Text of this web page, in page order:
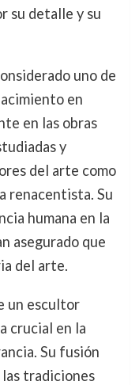
su detalle y su
uno de
en
en las obras
y
del arte como
renacentista. Su
humana en la
asegurado que
del arte.
un escultor
crucial en la
Su fusión
tradiciones